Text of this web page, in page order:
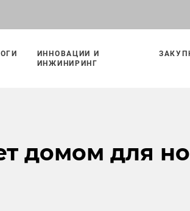
ИННОВАЦИИ И
ИНЖИНИРИНГ
домом для